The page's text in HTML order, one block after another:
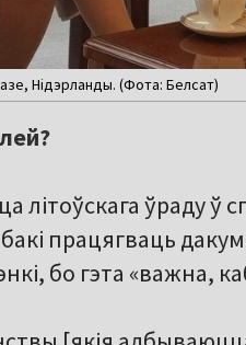
Нідэрланды. (Фота: Белсат)
літоўскага ўраду ў
працягваць
бо гэта «важна,